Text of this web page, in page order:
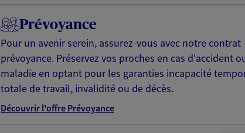
Prévoyance
Pour un avenir serein, assurez-vous avec notre contrat
prévoyance. Préservez vos proches en cas d'accident
maladie en optant pour les garanties incapacité
totale de travail, invalidité ou de décès.
Découvrir l'offre Prévoyance